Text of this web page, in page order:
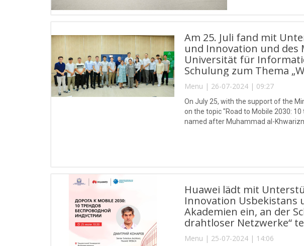
Am 25. Juli fand mit
und Innovation und des
Universität für
Schulung zum Thema
Menu | 26-07-2024 | 09:27
On July 25, with the support of the
on the topic "Road to Mobile 2030:
named after Muhammad al-
Huawei lädt mit
Innovation Usbekistans
Akademien ein, an der
drahtloser Netzwerke“
Menu | 25-07-2024 | 14:06